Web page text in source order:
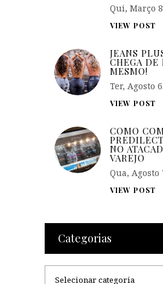
Qui, Março
VIEW POST
JEANS
CHEGA DE
MESMO!
Ter, Agosto 6.
VIEW POST
COMO
NO
VAREJO
Qua, Agosto
VIEW POST
Categorias
Categorias